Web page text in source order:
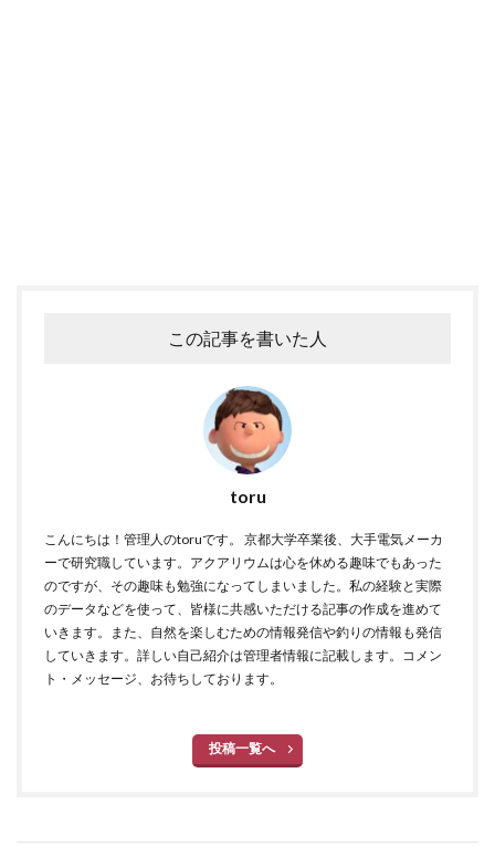
この記事を書いた人
toru
こんにちは！管理人のtoruです。 京都大学卒業後、大手電気メーカ
ーで研究職しています。アクアリウムは心を休める趣味でもあった
のですが、その趣味も勉強になってしまいました。私の経験と実際
のデータなどを使って、皆様に共感いただける記事の作成を進めて
いきます。また、自然を楽しむための情報発信や釣りの情報も発信
していきます。詳しい自己紹介は管理者情報に記載します。コメン
ト・メッセージ、お待ちしております。
投稿一覧へ